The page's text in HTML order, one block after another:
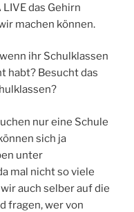
das Gehirn
machen können.
ihr Schulklassen
habt? Besucht das
nur eine Schule
sich ja
unter
mal nicht so viele
auch selber auf die
fragen, wer von